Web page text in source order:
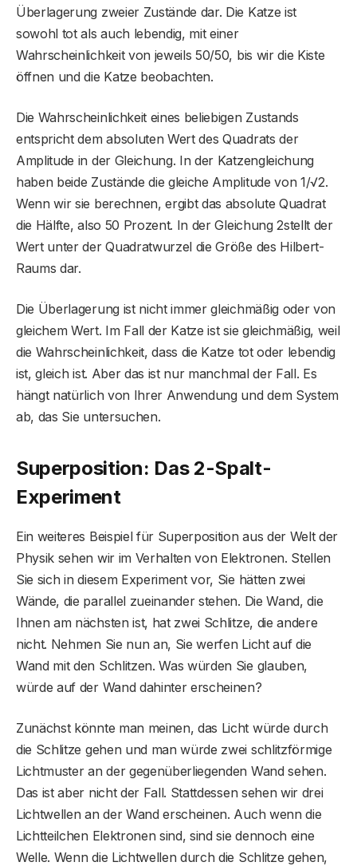
Überlagerung zweier Zustände dar. Die Katze ist
sowohl tot als auch lebendig, mit einer
Wahrscheinlichkeit von jeweils 50/50, bis wir die Kiste
öffnen und die Katze beobachten.
Die Wahrscheinlichkeit eines beliebigen Zustands
entspricht dem absoluten Wert des Quadrats der
Amplitude in der Gleichung. In der Katzengleichung
haben beide Zustände die gleiche Amplitude von 1/√2.
Wenn wir sie berechnen, ergibt das absolute Quadrat
die Hälfte, also 50 Prozent. In der Gleichung 2stellt der
Wert unter der Quadratwurzel die Größe des Hilbert-
Raums dar.
Die Überlagerung ist nicht immer gleichmäßig oder von
gleichem Wert. Im Fall der Katze ist sie gleichmäßig, weil
die Wahrscheinlichkeit, dass die Katze tot oder lebendig
ist, gleich ist. Aber das ist nur manchmal der Fall. Es
hängt natürlich von Ihrer Anwendung und dem System
ab, das Sie untersuchen.
Superposition: Das 2-Spalt-
Experiment
Ein weiteres Beispiel für Superposition aus der Welt der
Physik sehen wir im Verhalten von Elektronen. Stellen
Sie sich in diesem Experiment vor, Sie hätten zwei
Wände, die parallel zueinander stehen. Die Wand, die
Ihnen am nächsten ist, hat zwei Schlitze, die andere
nicht. Nehmen Sie nun an, Sie werfen Licht auf die
Wand mit den Schlitzen. Was würden Sie glauben,
würde auf der Wand dahinter erscheinen?
Zunächst könnte man meinen, das Licht würde durch
die Schlitze gehen und man würde zwei schlitzförmige
Lichtmuster an der gegenüberliegenden Wand sehen.
Das ist aber nicht der Fall. Stattdessen sehen wir drei
Lichtwellen an der Wand erscheinen. Auch wenn die
Lichtteilchen Elektronen sind, sind sie dennoch eine
Welle. Wenn die Lichtwellen durch die Schlitze gehen,